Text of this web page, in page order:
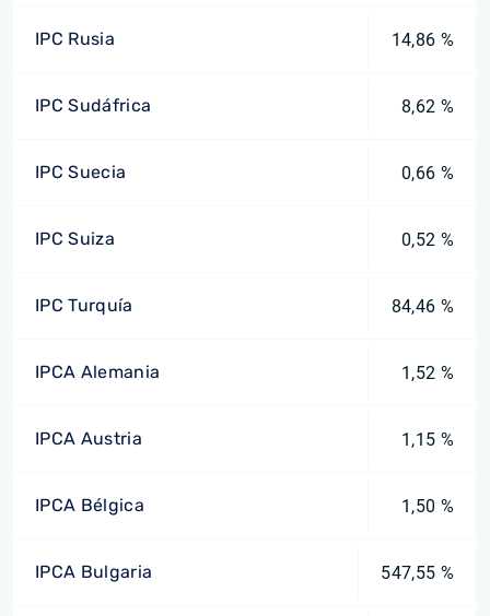
IPC Rusia 14,86 %
IPC Sudáfrica 8,62 %
IPC Suecia 0,66 %
IPC Suiza 0,52 %
IPC Turquía 84,46 %
IPCA Alemania 1,52 %
IPCA Austria 1,15 %
IPCA Bélgica 1,50 %
IPCA Bulgaria 547,55 %